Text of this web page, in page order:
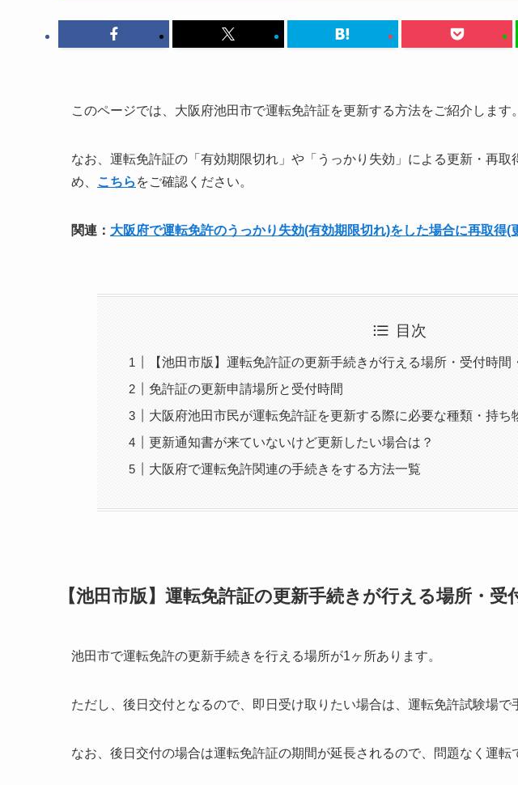
このページでは、大阪府池田市で運転免許証を更新する方法をご紹介します。
なお、運転免許証の「有効期限切れ」や「うっかり失効」による更新・再取
め、
こちら をご確認ください。
関連： 大阪府で運転免許のうっかり失効(有効期限切れ)をした場合に再取得(
目次
【池田市版】運転免許証の更新手続きが行える場所・受付時間
免許証の更新申請場所と受付時間
大阪府池田市民が運転免許証を更新する際に必要な種類・持ち
更新通知書が来ていないけど更新したい場合は？
大阪府で運転免許関連の手続きをする方法一覧
【池田市版】運転免許証の更新手続きが行える場所・受
池田市で運転免許の更新手続きを行える場所が1ヶ所あります。
ただし、後日交付となるので、即日受け取りたい場合は、運転免許試験場で
なお、後日交付の場合は運転免許証の期間が延長されるので、問題なく運転